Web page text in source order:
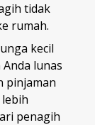
tidak
rumah.
kecil
lunas
pinjaman
penagih